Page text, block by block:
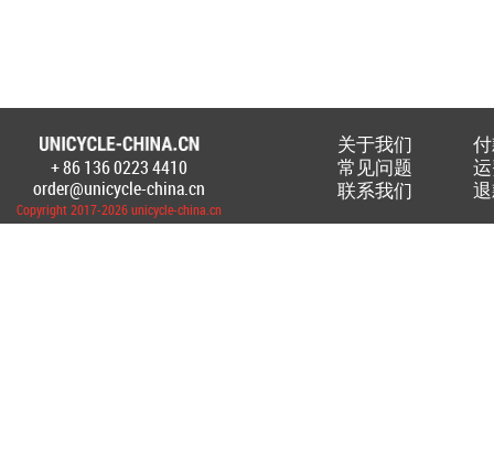
+ 86 136 0223 4410
order@unicycle-china.cn
Copyright 2017-2026 unicycle-china.cn
关于我们
常见问题
联系我们
Создание Интернет-магазина